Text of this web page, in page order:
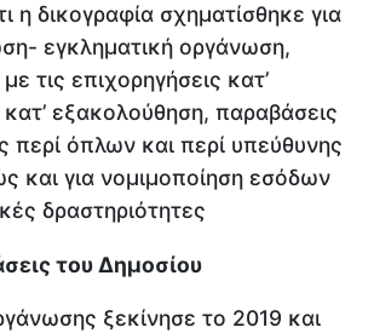
η δικογραφία σχηματίσθηκε για
εγκληματική οργάνωση,
τις επιχορηγήσεις κατ’
εξακολούθηση, παραβάσεις
περί όπλων και περί υπεύθυνης
και για νομιμοποίηση εσόδων
δραστηριότητες
του Δημοσίου
ξεκίνησε το 2019 και